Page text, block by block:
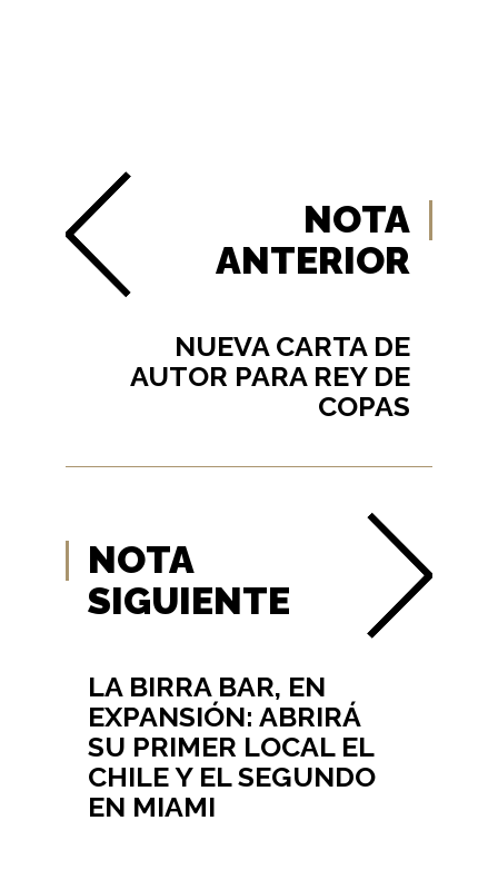
NOTA
ANTERIOR
NUEVA CARTA DE
AUTOR PARA REY DE
COPAS
NOTA
SIGUIENTE
LA BIRRA BAR, EN
EXPANSIÓN: ABRIRÁ
SU PRIMER LOCAL EL
CHILE Y EL SEGUNDO
EN MIAMI